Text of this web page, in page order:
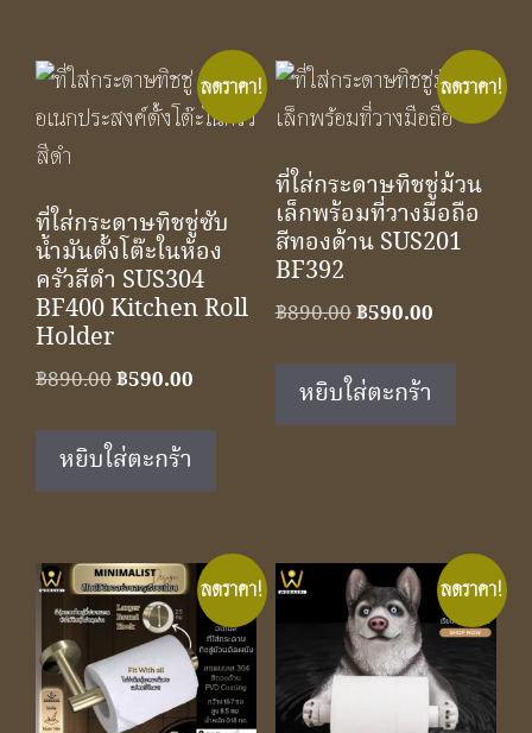
ลดราคา!
ที่ใส่กระดาษทิชชู่ซับ
น้ำมันตั้งโต๊ะในห้อง
ครัวสีดำ SUS304
BF400 Kitchen Roll
Holder
฿890.00Original
was:
฿890.00.
฿590.00
หยิบใส่ตะกร้า
ลดราคา!
ที่ใส่กระดาษทิชชู่ม้วน
เล็กพร้อมที่วางมือถือ
สีทองด้าน SUS201
BF392
฿890.00Original
was:
฿890.00.
฿590.00Current
หยิบใส่ตะกร้า
ลดราคา! ลดราคา!